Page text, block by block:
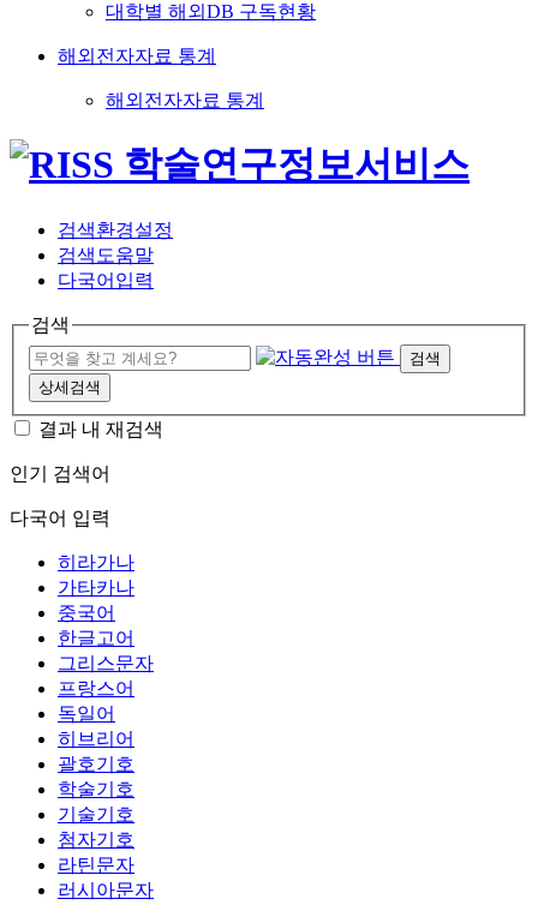
대학별 해외DB 구독현황
해외전자자료 통계
해외전자자료 통계
검색환경설정
검색도움말
다국어입력
검색
검색
상세검색
결과 내 재검색
인기 검색어
다국어 입력
히라가나
가타카나
중국어
한글고어
그리스문자
프랑스어
독일어
히브리어
괄호기호
학술기호
기술기호
첨자기호
라틴문자
러시아문자